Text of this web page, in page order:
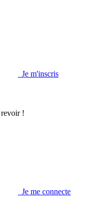
Je m'inscris
revoir !
Je me connecte